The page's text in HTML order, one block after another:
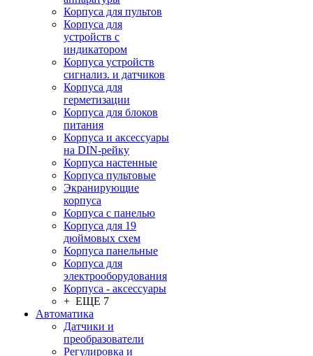
Корпуса для пультов
Корпуса для
устройств с
индикатором
Корпуса устройств
сигнализ. и датчиков
Корпуса для
герметизации
Корпуса для блоков
питания
Корпуса и аксессуары
на DIN-рейку
Корпуса настенные
Корпуса пультовые
Экранирующие
корпуса
Корпуса с панелью
Корпуса для 19
дюймовых схем
Корпуса панельные
Корпуса для
электрооборудования
Корпуса - аксессуары
+ ЕЩЕ 7
Автоматика
Датчики и
преобразователи
Регулировка и